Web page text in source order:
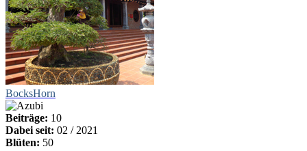
BocksHorn
Beiträge: 10
Dabei seit: 02 / 2021
Blüten: 50